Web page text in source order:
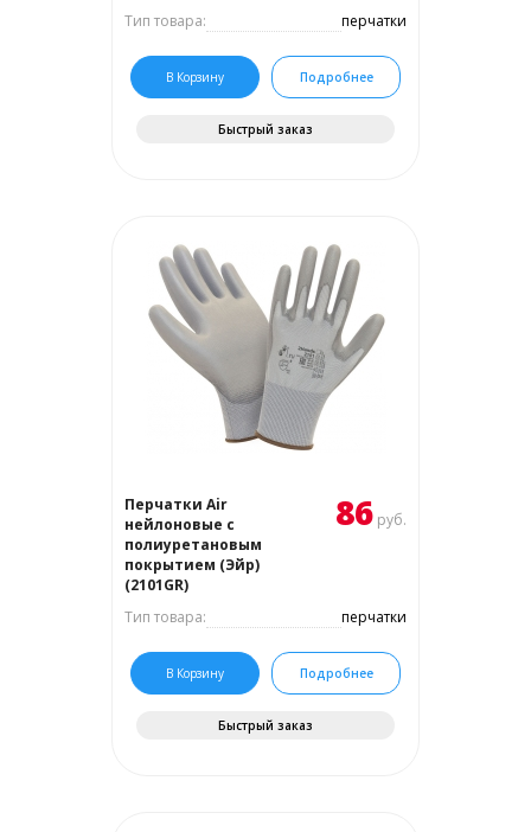
Тип товара: перчатки
В Корзину Подробнее
Быстрый заказ
Перчатки Air
нейлоновые с
полиуретановым
покрытием (Эйр)
(2101GR)
86 руб.
Тип товара: перчатки
В Корзину Подробнее
Быстрый заказ